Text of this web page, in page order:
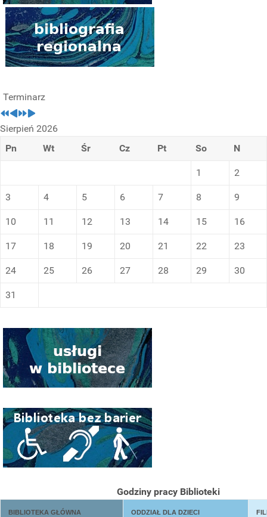
Terminarz
Sierpień 2026
Pn
Wt Śr Cz Pt So N
1 2
3 4 5 6 7 8 9
10 11 12 13 14 15 16
17 18 19 20 21 22 23
24 25 26 27 28 29 30
31
Godziny pracy Biblioteki
BIBLIOTEKA GŁÓWNA
ODDZIAŁ DLA DZIECI